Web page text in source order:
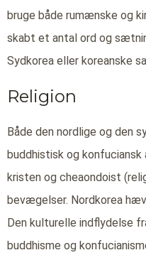
bruge både rumænske og
skabt et antal ord og
Sydkorea eller koreanske
Religion
Både den nordlige og den
buddhistisk og konfuciansk
kristen og cheaondoist
bevægelser. Nordkorea
Den kulturelle indflydelse
buddhisme og